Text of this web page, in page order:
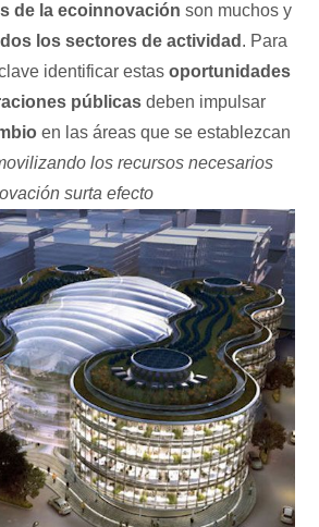
de la ecoinnovación son muchos y
los sectores de actividad . Para
identificar estasoportunidades
públicas deben impulsar
en las áreas que se establezcan
los recursos necesarios
surta efecto